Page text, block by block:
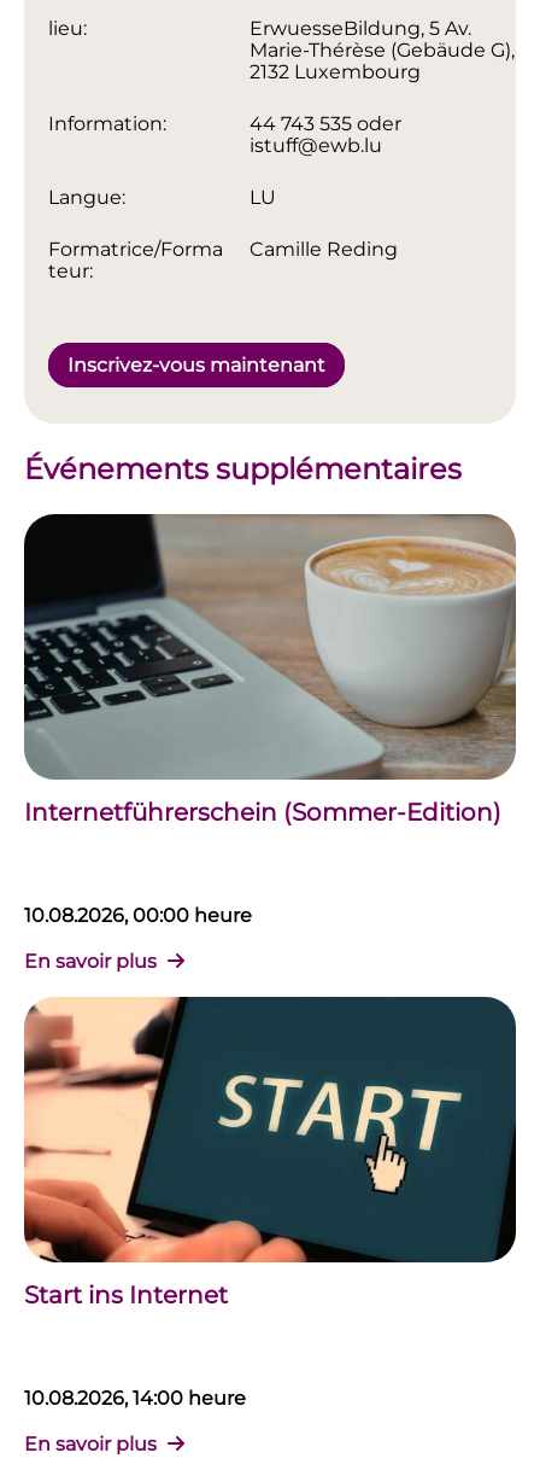
lieu:
ErwuesseBildung, 5 Av.
Marie-Thérèse (Gebäude G),
2132 Luxembourg
Information:
44 743 535 oder
istuff@ewb.lu
Langue: LU
Formatrice/Forma
teur:
Camille Reding
Inscrivez-vous maintenant
Événements supplémentaires
Internetführerschein (Sommer-Edition)
10.08.2026, 00:00 heure
En savoir plus
Start ins Internet
10.08.2026, 14:00 heure
En savoir plus